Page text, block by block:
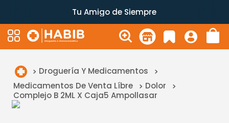
Tu Amigo de Siempre
Droguería Y Medicamentos
Medicamentos De Venta Líbre
Dolor
Complejo B 2ML X Caja5 Ampollasar